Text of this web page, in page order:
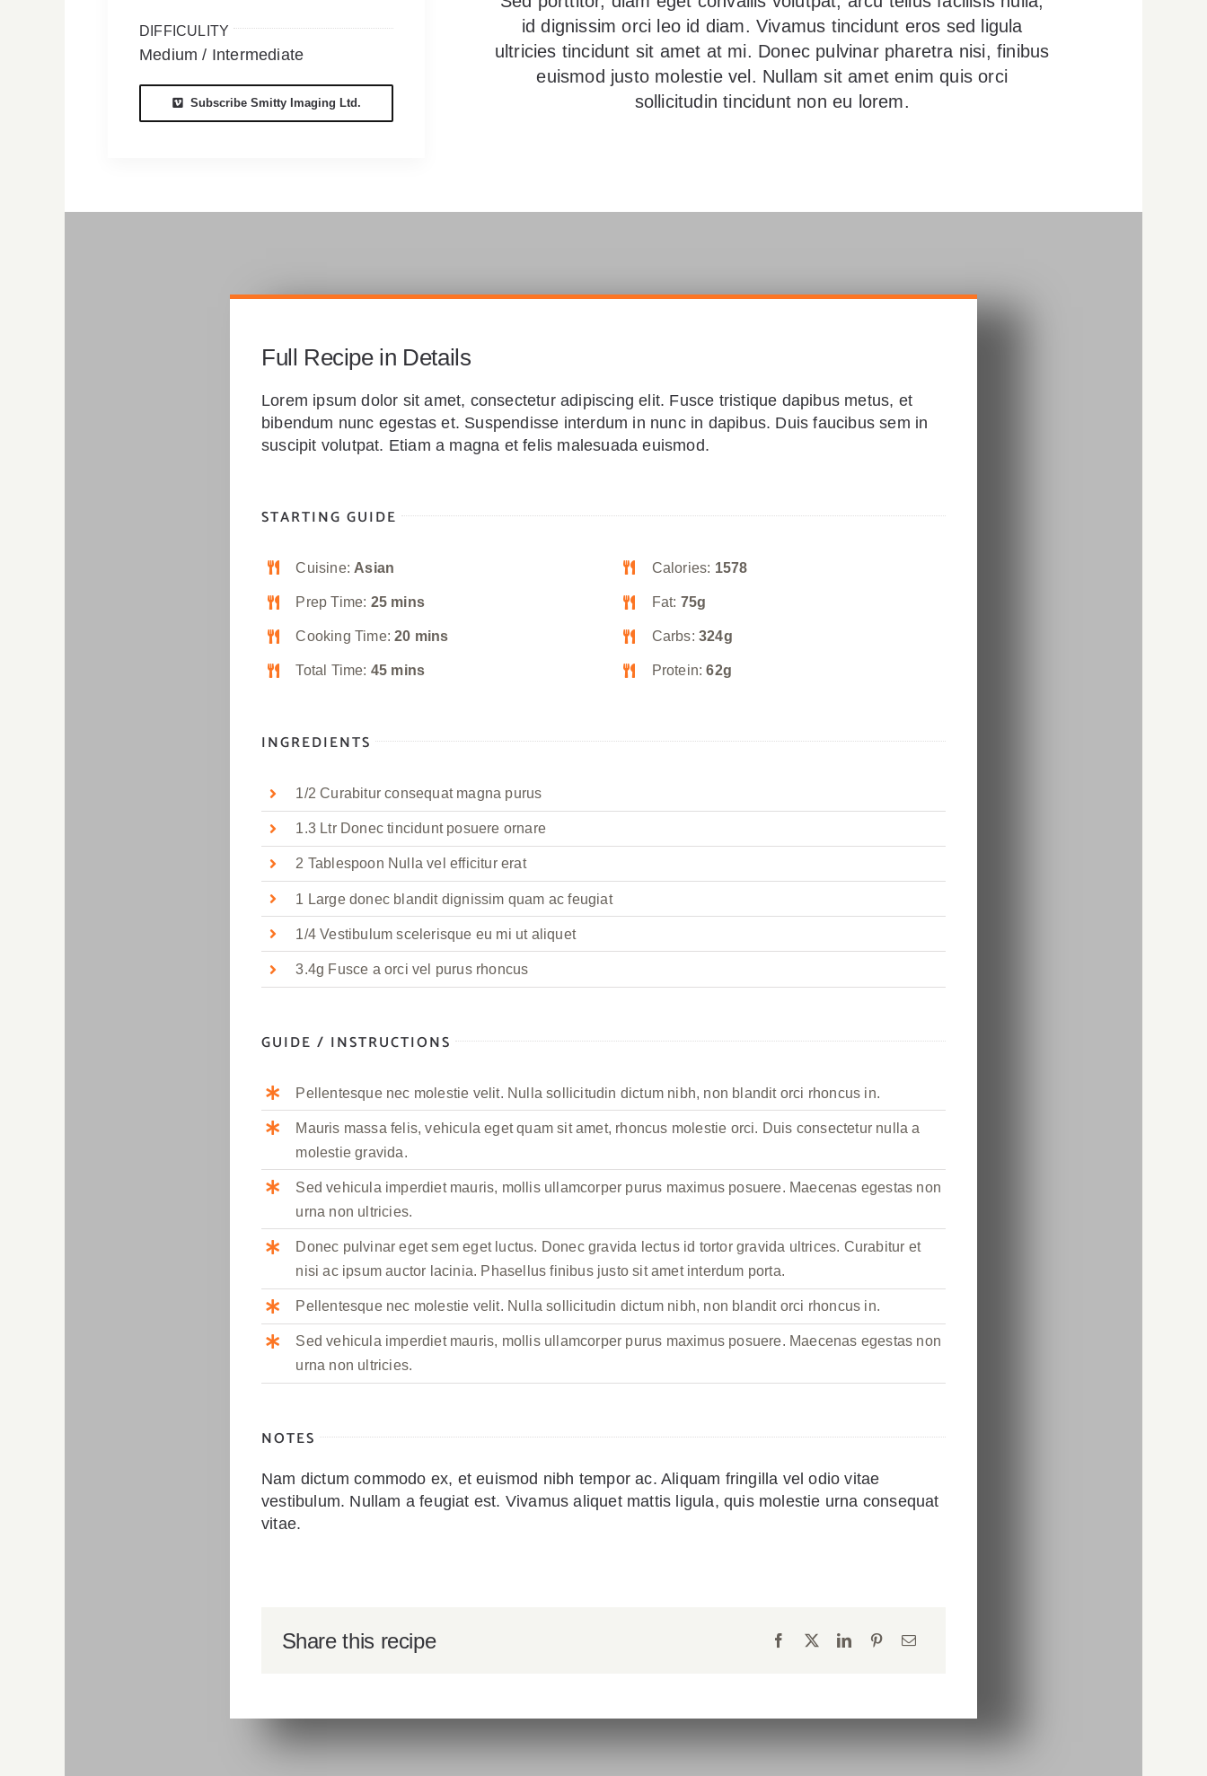
DIFFICULITY
Medium / Intermediate
Subscribe Smitty Imaging Ltd.
id dignissim orci leo id diam. Vivamus tincidunt eros sed ligula
ultricies tincidunt sit amet at mi. Donec pulvinar pharetra nisi, finibus
euismod justo molestie vel. Nullam sit amet enim quis orci
sollicitudin tincidunt non eu lorem.
Full Recipe in Details
Lorem ipsum dolor sit amet, consectetur adipiscing elit. Fusce tristique dapibus metus, et
bibendum nunc egestas et. Suspendisse interdum in nunc in dapibus. Duis faucibus sem in
suscipit volutpat. Etiam a magna et felis malesuada euismod.
STARTING GUIDE
Cuisine: Asian
Prep Time: 25 mins
Cooking Time:20 mins
Total Time: 45 mins
Calories: 1578
Fat: 75g
Carbs: 324g
Protein:62g
INGREDIENTS
1/2 Curabitur consequat magna purus
1.3 Ltr Donec tincidunt posuere ornare
2 Tablespoon Nulla vel efficitur erat
1 Large donec blandit dignissim quam ac feugiat
1/4 Vestibulum scelerisque eu mi ut aliquet
3.4g Fusce a orci vel purus rhoncus
GUIDE / INSTRUCTIONS
Pellentesque nec molestie velit. Nulla sollicitudin dictum nibh, non blandit orci rhoncus in.
Mauris massa felis, vehicula eget quam sit amet, rhoncus molestie orci. Duis consectetur nulla a
molestie gravida.
Sed vehicula imperdiet mauris, mollis ullamcorper purus maximus posuere. Maecenas egestas non
urna non ultricies.
Donec pulvinar eget sem eget luctus. Donec gravida lectus id tortor gravida ultrices. Curabitur et
nisi ac ipsum auctor lacinia. Phasellus finibus justo sit amet interdum porta.
Pellentesque nec molestie velit. Nulla sollicitudin dictum nibh, non blandit orci rhoncus in.
Sed vehicula imperdiet mauris, mollis ullamcorper purus maximus posuere. Maecenas egestas non
urna non ultricies.
NOTES
Nam dictum commodo ex, et euismod nibh tempor ac. Aliquam fringilla vel odio vitae
vestibulum. Nullam a feugiat est. Vivamus aliquet mattis ligula, quis molestie urna consequat
vitae.
Share this recipe